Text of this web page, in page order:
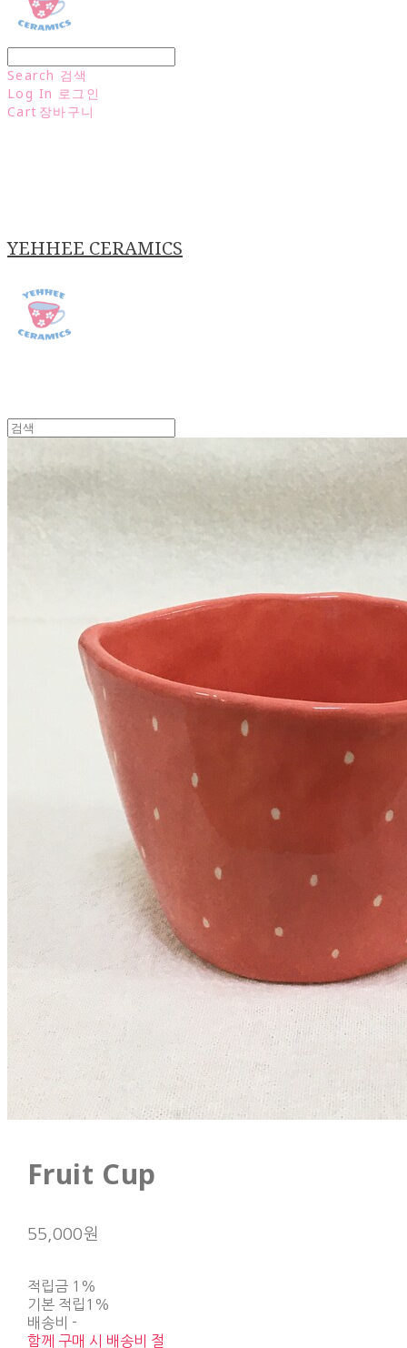
Search 검색
Log In 로그인
Cart 장바구니
YEHHEE CERAMICS
Fruit Cup
55,000원
적립금 1%
기본 적립 1%
배송비 -
함께 구매 시 배송비 절